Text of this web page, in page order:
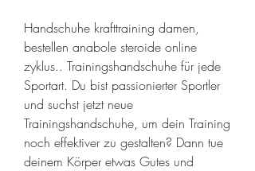
Handschuhe krafttraining damen,
bestellen anabole steroide online
zyklus.. Trainingshandschuhe für jede
Sportart. Du bist passionierter Sportler
und suchst jetzt neue
Trainingshandschuhe, um dein Training
noch effektiver zu gestalten? Dann tue
deinem Körper etwas Gutes und